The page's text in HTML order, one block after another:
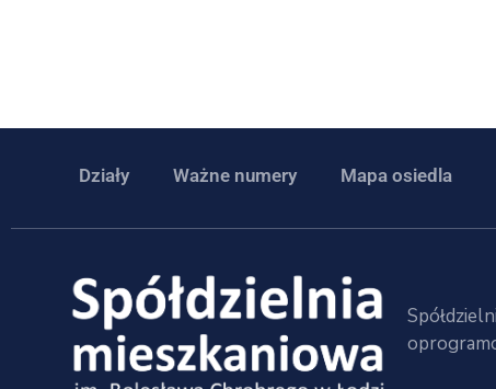
Działy Ważne numery Mapa osiedla